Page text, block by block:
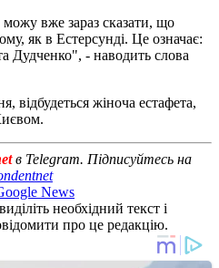
вже зараз сказати, що
як в Естерсунді. Це означає:
- наводить слова
відбудеться жіноча естафета,
в Telegram. Підписуйтесь на
News
необхідний текст і
про це редакцію.